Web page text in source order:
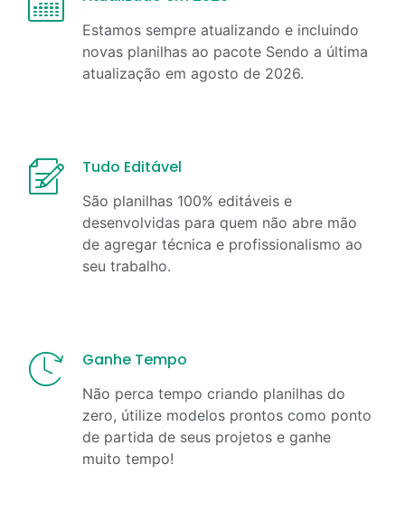
Estamos sempre atualizando e incluindo
novas planilhas ao pacote Sendo a última
atualização em agosto de 2026.
Tudo Editável
São planilhas 100% editáveis e
desenvolvidas para quem não abre mão
de agregar técnica e profissionalismo ao
seu trabalho.
Ganhe Tempo
Não perca tempo criando planilhas do
zero, útilize modelos prontos como ponto
de partida de seus projetos e ganhe
muito tempo!